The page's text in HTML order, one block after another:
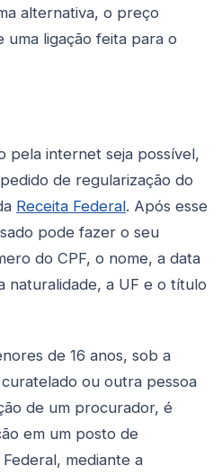
alternativa, o preço
ligação feita para o
pela internet seja possível,
de regularização do
Receita Federal. Após esse
pode fazer o seu
do CPF, o nome, a data
naturalidade, a UF e o título
de 16 anos, sob a
ou outra pessoa
de um procurador, é
em um posto de
mediante a